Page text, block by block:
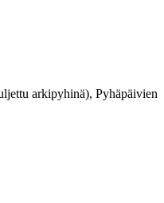
arkipyhinä), Pyhäpäivien